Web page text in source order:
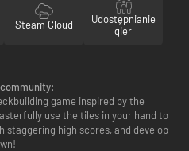
Steam Cloud
Udostępnianie
gier
game inspired by the
use the tiles in your hand to
high scores, and develop